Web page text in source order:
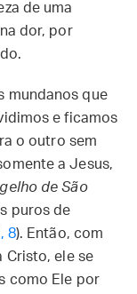
de uma
dor, por
mundanos que
e ficamos
o outro sem
a Jesus,
de São
puros de
8). Então, com
Cristo, ele se
como Ele por